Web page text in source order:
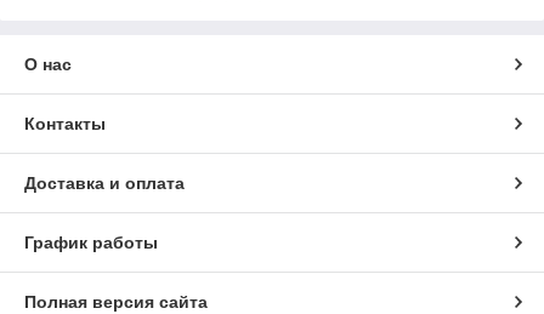
О нас
Контакты
Доставка и оплата
График работы
Полная версия сайта